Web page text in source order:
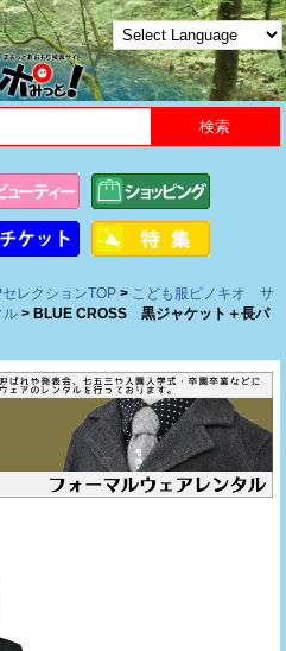
レクションTOP > こども服ピノキオ サ
ル > BLUE CROSS 黒ジャケット＋長パ